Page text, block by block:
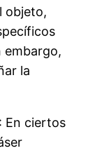
objeto,
embargo,
la
En ciertos